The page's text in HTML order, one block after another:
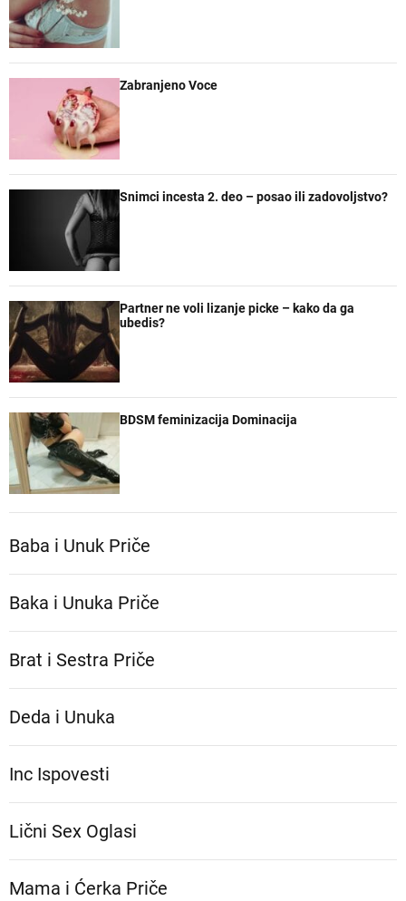
a
r
Zabranjeno Voce
Snimci incesta 2. deo – posao ili zadovoljstvo?
Partner ne voli lizanje picke – kako da ga
ubedis?
BDSM feminizacija Dominacija
Baba i Unuk Priče
Baka i Unuka Pričе
Brat i Sestra Priče
Deda i Unuka
Inc Ispovesti
Lični Sex Oglasi
Mama i Ćerka Priče